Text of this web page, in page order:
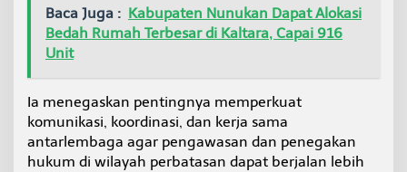
Baca Juga : Kabupaten Nunukan Dapat Alokasi
Bedah Rumah Terbesar di Kaltara, Capai 916
Unit
Ia menegaskan pentingnya memperkuat
komunikasi, koordinasi, dan kerja sama
antarlembaga agar pengawasan dan penegakan
hukum di wilayah perbatasan dapat berjalan lebih